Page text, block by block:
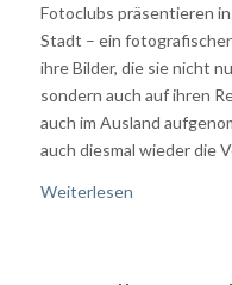
Fotoclubs präsentieren
Stadt – ein
ihre Bilder, die sie nicht
sondern auch auf ihren
auch im Ausland
auch diesmal wieder die
Weiterlesen